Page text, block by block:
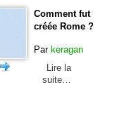
Comment fut
créée Rome ?
Par keragan
Lire la
suite…